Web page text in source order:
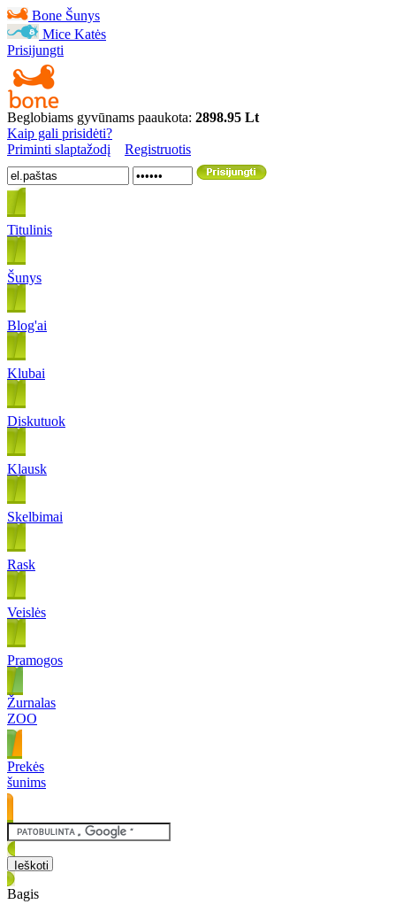
Bone Šunys
Mice Katės
Prisijungti
Beglobiams gyvūnams paaukota: 2898.95 Lt
Kaip gali prisidėti?
Priminti slaptažodį
Registruotis
Titulinis
Šunys
Blog'ai
Klubai
Diskutuok
Klausk
Skelbimai
Rask
Veislės
Pramogos
Žurnalas
ZOO
Prekės
šunims
Bagis